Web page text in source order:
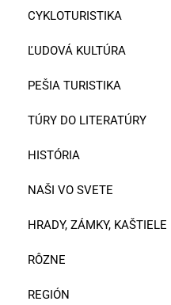
CYKLOTURISTIKA
ĽUDOVÁ KULTÚRA
PEŠIA TURISTIKA
TÚRY DO LITERATÚRY
HISTÓRIA
NAŠI VO SVETE
HRADY, ZÁMKY, KAŠTIELE
RÔZNE
REGIÓN